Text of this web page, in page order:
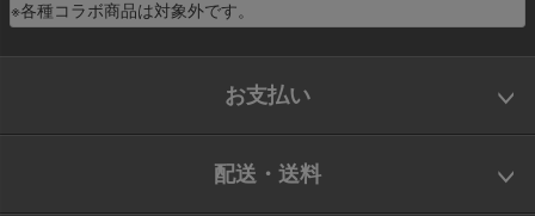
※各種コラボ商品は対象外です。
お支払い
配送・送料